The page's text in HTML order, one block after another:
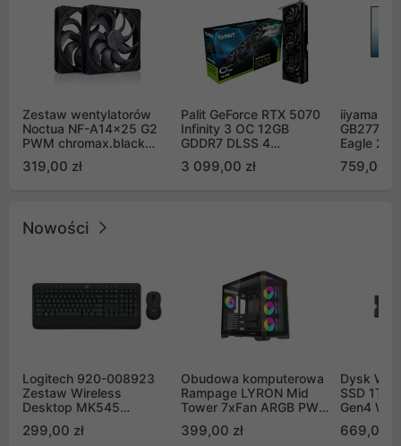
Zestaw wentylatorów
Noctua NF-A14x25 G2
PWM chromax.black
Push Pull (2szt)
319,00 zł
Palit GeForce RTX 5070
Infinity 3 OC 12GB
GDDR7 DLSS 4
GB2050S)
3 099,00 zł
iiyama G-
Eagle 27"
759,00 zł
Nowości
Logitech 920-008923
Zestaw Wireless
Desktop MK545
299,00 zł
Obudowa komputerowa
Rampage LYRON Mid
Tower 7xFan ARGB PWM
399,00 zł
Dysk WD
SSD 1TB
Gen4
669,00